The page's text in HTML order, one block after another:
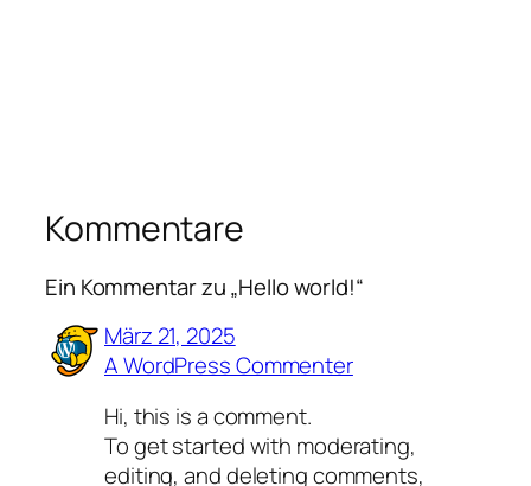
Kommentare
Ein Kommentar zu „Hello world!“
März 21, 2025
A WordPress Commenter
Hi, this is a comment.
To get started with moderating,
editing, and deleting comments,